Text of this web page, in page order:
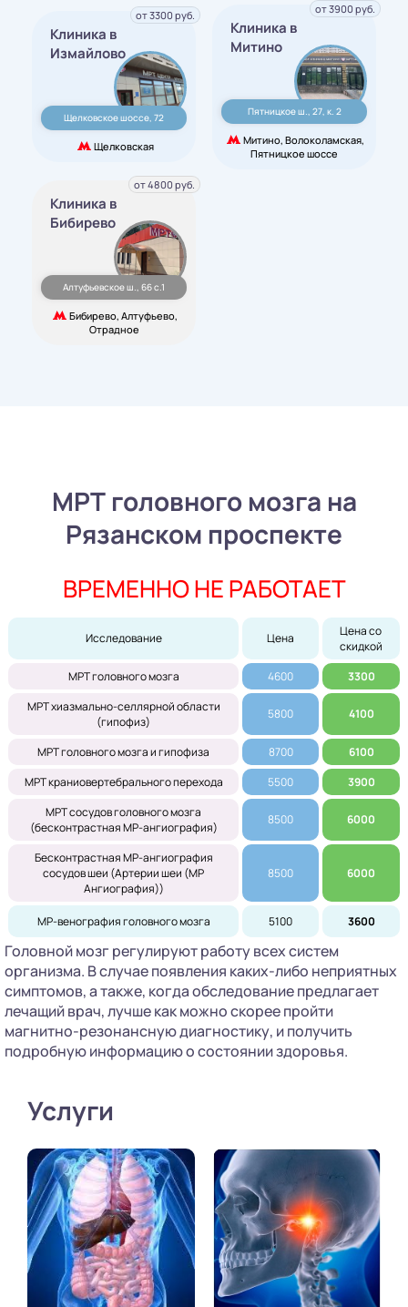
Клиника в
Измайлово
Щелковское шоссе, 72
Щелковская
от 3300 руб.
Клиника в
Митино
Пятницкое ш., 27, к. 2
Митино, Волоколамская,
Пятницкое шоссе
от 3900 руб.
Клиника в
Бибирево
Алтуфьевское ш., 66 с.1
Бибирево, Алтуфьево,
Отрадное
от 4800 руб.
МРТ головного мозга на
Рязанском проспекте
ВРЕМЕННО НЕ РАБОТАЕТ
Исследование Цена
Цена со
скидкой
МРТ головного мозга
4600
3300
МРТ хиазмально-селлярной области
(гипофиз)
5800 4100
МРТ головного мозга и гипофиза 8700
6100
МРТ краниовертебрального перехода
5500
3900
МРТ сосудов головного мозга
(бесконтрастная МР-ангиография)
8500 6000
Бесконтрастная МР-ангиография
сосудов шеи (Артерии шеи (МР
Ангиография))
8500 6000
МР-венография головного мозга 5100 3600
Головной мозг регулируют работу всех систем
организма. В случае появления каких-либо неприятных
симптомов, а также, когда обследование предлагает
лечащий врач, лучше как можно скорее пройти
магнитно-резонансную диагностику, и получить
подробную информацию о состоянии здоровья.
Услуги